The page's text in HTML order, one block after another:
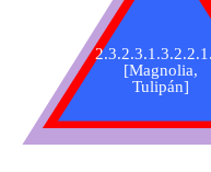
[Magnolia,
Tulipán]